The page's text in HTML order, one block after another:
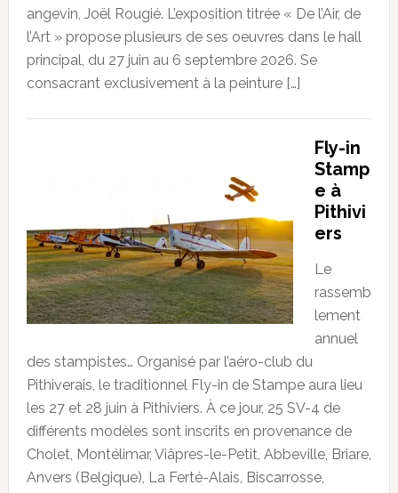
angevin, Joël Rougié. L’exposition titrée « De l’Air, de
l’Art » propose plusieurs de ses oeuvres dans le hall
principal, du 27 juin au 6 septembre 2026. Se
consacrant exclusivement à la peinture […]
Fly-in
Stamp
e à
Pithivi
ers
Le
rassemb
lement
annuel
des stampistes… Organisé par l’aéro-club du
Pithiverais, le traditionnel Fly-in de Stampe aura lieu
les 27 et 28 juin à Pithiviers. À ce jour, 25 SV-4 de
différents modèles sont inscrits en provenance de
Cholet, Montélimar, Viâpres-le-Petit, Abbeville, Briare,
Anvers (Belgique), La Ferté-Alais, Biscarrosse,